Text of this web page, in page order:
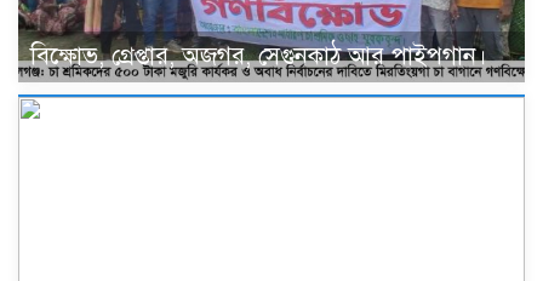
বিক্ষোভ, গ্রেপ্তার, অজগর, সেগুনকাঠ আর পাইপগান।